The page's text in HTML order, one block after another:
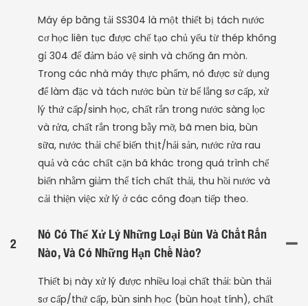
Máy ép băng tải SS304 là một thiết bị tách nước
cơ học liên tục được chế tạo chủ yếu từ thép không
gỉ 304 để đảm bảo vệ sinh và chống ăn mòn.
Trong các nhà máy thực phẩm, nó được sử dụng
để làm đặc và tách nước bùn từ bể lắng sơ cấp, xử
lý thứ cấp/sinh học, chất rắn trong nước sàng lọc
và rửa, chất rắn trong bẫy mỡ, bã men bia, bùn
sữa, nước thải chế biến thịt/hải sản, nước rửa rau
quả và các chất cặn bã khác trong quá trình chế
biến nhằm giảm thể tích chất thải, thu hồi nước và
cải thiện việc xử lý ở các công đoạn tiếp theo.
2
Nó Có Thể Xử Lý Những Loại Bùn Và Chất Rắn
Nào, Và Có Những Hạn Chế Nào?
Thiết bị này xử lý được nhiều loại chất thải: bùn thải
sơ cấp/thứ cấp, bùn sinh học (bùn hoạt tính), chất